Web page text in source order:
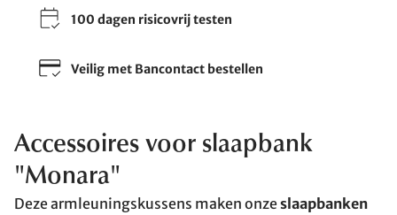
100 dagen risicovrij testen
Veilig met Bancontact bestellen
Accessoires voor slaapbank
"Monara"
Deze armleuningskussens maken onzeslaapbanken